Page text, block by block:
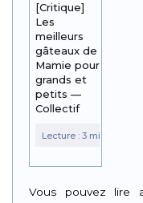
[Critique]
Les
meilleurs
gâteaux de
Mamie pour
grands et
petits —
Collectif
Vous pouvez lire